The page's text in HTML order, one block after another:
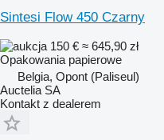
Sintesi Flow 450 Czarny
150 € ≈ 645,90 zł
Opakowania papierowe
Belgia, Opont (Paliseul)
Auctelia SA
Kontakt z dealerem